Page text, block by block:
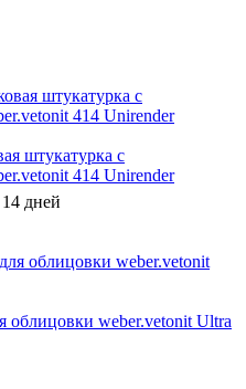
штукатурка с
414 Unirender
дней
облицовки weber.vetonit Ultra